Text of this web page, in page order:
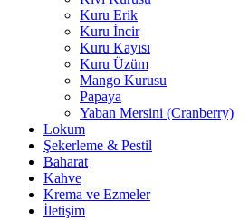
Kuru Erik
Kuru İncir
Kuru Kayısı
Kuru Üzüm
Mango Kurusu
Papaya
Yaban Mersini (Cranberry)
Lokum
Şekerleme & Pestil
Baharat
Kahve
Krema ve Ezmeler
İletişim